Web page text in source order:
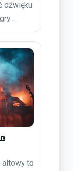
dźwięku
altowy to